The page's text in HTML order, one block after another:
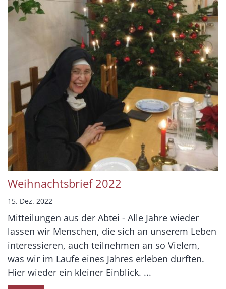
Weihnachtsbrief 2022
15. Dez. 2022
Mitteilungen aus der Abtei - Alle Jahre wieder
lassen wir Menschen, die sich an unserem Leben
interessieren, auch teilnehmen an so Vielem,
was wir im Laufe eines Jahres erleben durften.
Hier wieder ein kleiner Einblick. ...